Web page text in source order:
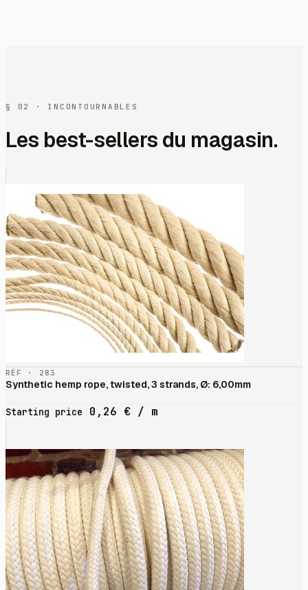
§ 02 · INCONTOURNABLES
Les best-sellers du magasin.
RÉF · 283
Synthetic hemp rope, twisted, 3 strands, Ø: 6,00mm
Starting price 0,26 € / m